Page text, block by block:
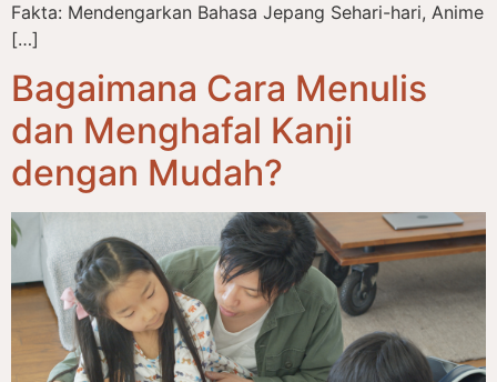
Fakta: Mendengarkan Bahasa Jepang Sehari-hari, Anime
[…]
Bagaimana Cara Menulis
dan Menghafal Kanji
dengan Mudah?